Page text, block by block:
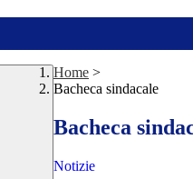
Home >
Bacheca sindacale
Bacheca
Notizie